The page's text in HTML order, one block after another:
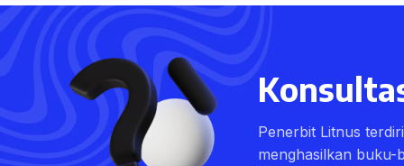
Penerbit Litnus
menghasilkan buku-